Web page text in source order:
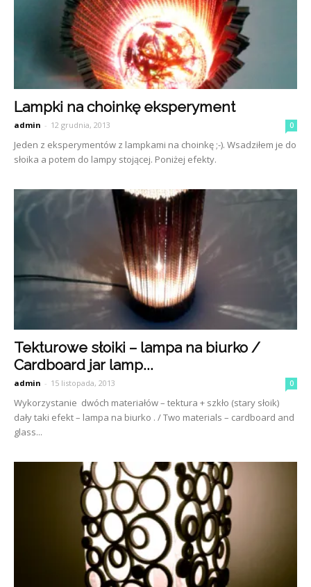
Lampki na choinkę eksperyment
admin - 12 grudnia, 2013 0
Jeden z eksperymentów z lampkami na choinkę ;-). Wsadziłem je do
słoika a potem do lampy stojącej. Poniżej efekty.
Tekturowe słoiki – lampa na biurko /
Cardboard jar lamp...
admin - 15 listopada, 2013 0
Wykorzystanie dwóch materiałów – tektura + szkło (stary słoik)
dały taki efekt – lampa na biurko . / Two materials – cardboard and
glass...